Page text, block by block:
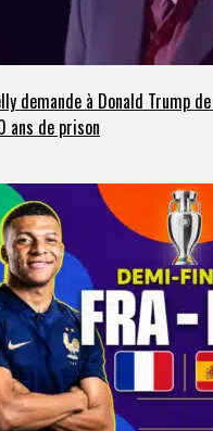
demande à Donald Trump
ans de prison